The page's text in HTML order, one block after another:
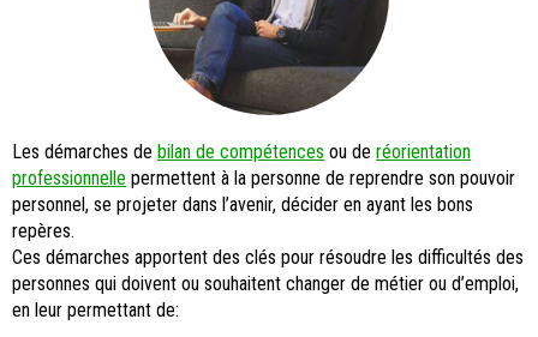
Les démarches de bilan de compétences ou de réorientation
professionnelle permettent à la personne de reprendre son pouvoir
personnel, se projeter dans l’avenir, décider en ayant les bons
repères.
Ces démarches apportent des clés pour résoudre les difficultés des
personnes qui doivent ou souhaitent changer de métier ou d’emploi,
en leur permettant de: